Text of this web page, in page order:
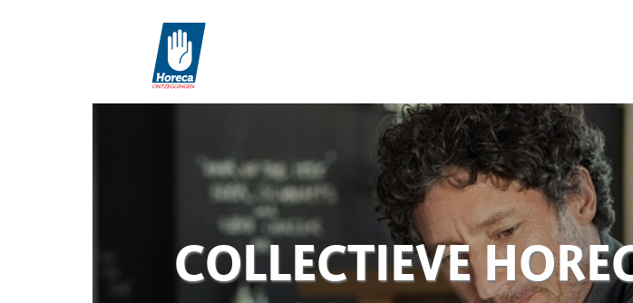
COLLECTIEVE